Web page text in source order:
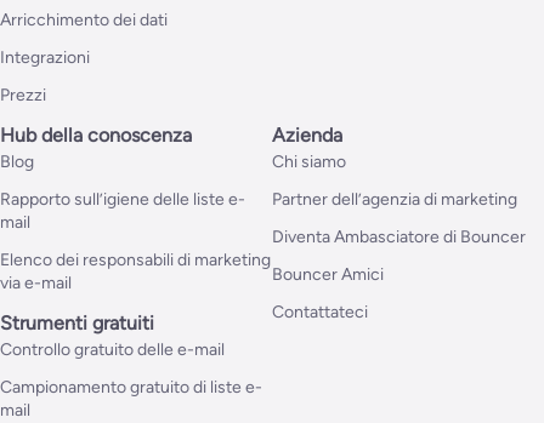
Arricchimento dei dati
Integrazioni
Prezzi
Hub della conoscenza
Blog
Rapporto sull’igiene delle liste e-
mail
Elenco dei responsabili di marketing
via e-mail
Strumenti gratuiti
Controllo gratuito delle e-mail
Campionamento gratuito di liste e-
mail
Azienda
Chi siamo
Partner dell’agenzia di marketing
Diventa Ambasciatore di Bouncer
Bouncer Amici
Contattateci